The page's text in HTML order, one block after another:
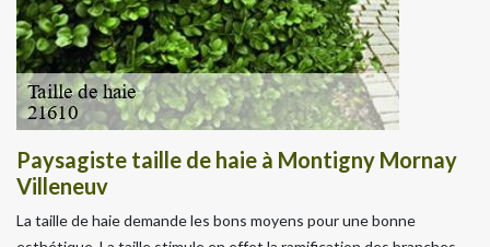
Paysagiste taille de haie à Montigny Mornay
Villeneuv
La taille de haie demande les bons moyens pour une bonne